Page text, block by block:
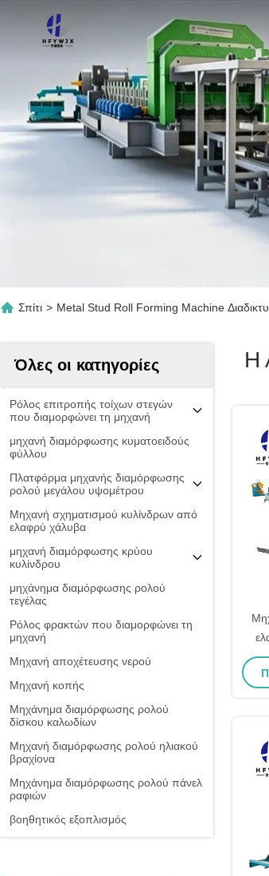
Σπίτι > Metal Stud Roll Forming Machine
Όλες οι κατηγορίες
Ρόλος επιτροπής τοίχων στεγών
που διαμορφώνει τη μηχανή
μηχανή διαμόρφωσης κυματοειδούς
φύλλου
Πλατφόρμα μηχανής διαμόρφωσης
ρολού μεγάλου υψομέτρου
Μηχανή σχηματισμού κυλίνδρων από
ελαφρύ χάλυβα
μηχανή διαμόρφωσης κρύου
κυλίνδρου
μηχάνημα διαμόρφωσης ρολού
τεγέλας
Ρόλος φρακτών που διαμορφώνει τη
μηχανή
Μηχανή αποχέτευσης νερού
Μηχανή κοπής
Μηχάνημα διαμόρφωσης ρολού
δίσκου καλωδίων
Μηχανή διαμόρφωσης ρολού ηλιακού
βραχίονα
Μηχάνημα διαμόρφωσης ρολού πάνελ
ραφιών
βοηθητικός εξοπλισμός
Η